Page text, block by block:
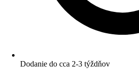
Dodanie do cca 2-3 týždňov